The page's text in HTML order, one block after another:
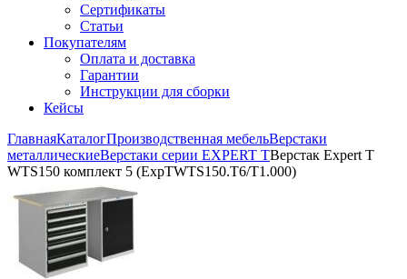
Сертификаты
Статьи
Покупателям
Оплата и доставка
Гарантии
Инструкции для сборки
Кейсы
ГлавнаяКаталогПроизводственная мебельВерстаки
металлическиеВерстаки серии EXPERT TВерстак Expert T
WTS150 комплект 5 (ExpTWTS150.T6/T1.000)